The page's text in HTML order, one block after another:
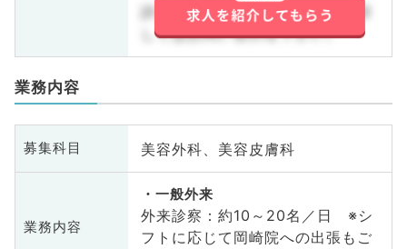
詳しくはお問い合わせ下さい。詳
しくはお問い合わせ下さい。
業務内容
募集科目 美容外科、美容皮膚科
業務内容
一般外来
外来診察：約10～20名／日 ※シ
フトに応じて岡崎院への出張もご